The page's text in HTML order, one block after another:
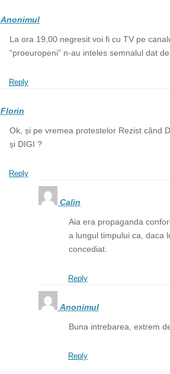
Anonimul
La ora 19,00 negresit voi fi cu TV pe
“proeuropeni” n-au inteles semnalul dat
Reply
Florin
Ok, și pe vremea protestelor Rezist când
și DIGI ?
Reply
Calin
Aia era propaganda
a lungul timpului ca, daca
concediat.
Reply
Anonimul
Buna intrebarea, extrem
Reply